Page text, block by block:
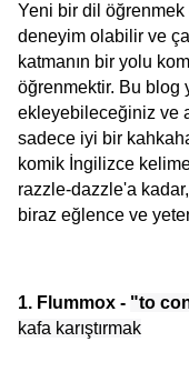
Yeni bir dil
deneyim olabilir ve
katmanın bir yolu
öğrenmektir. Bu blog
ekleyebileceğiniz ve
sadece iyi bir
komik İngilizce
razzle-dazzle'a
biraz eğlence ve
1. Flummox - "to
kafa karıştırmak